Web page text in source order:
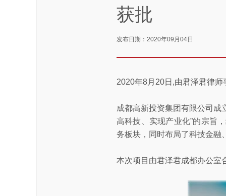
获批
发布日期：2020年09月04日
2020年8月20日,由君泽君律
成都高新投资集团有限公司成
高科技、实现产业化”的宗旨
务板块，同时布局了科技金融
本次项目由君泽君成都办公室